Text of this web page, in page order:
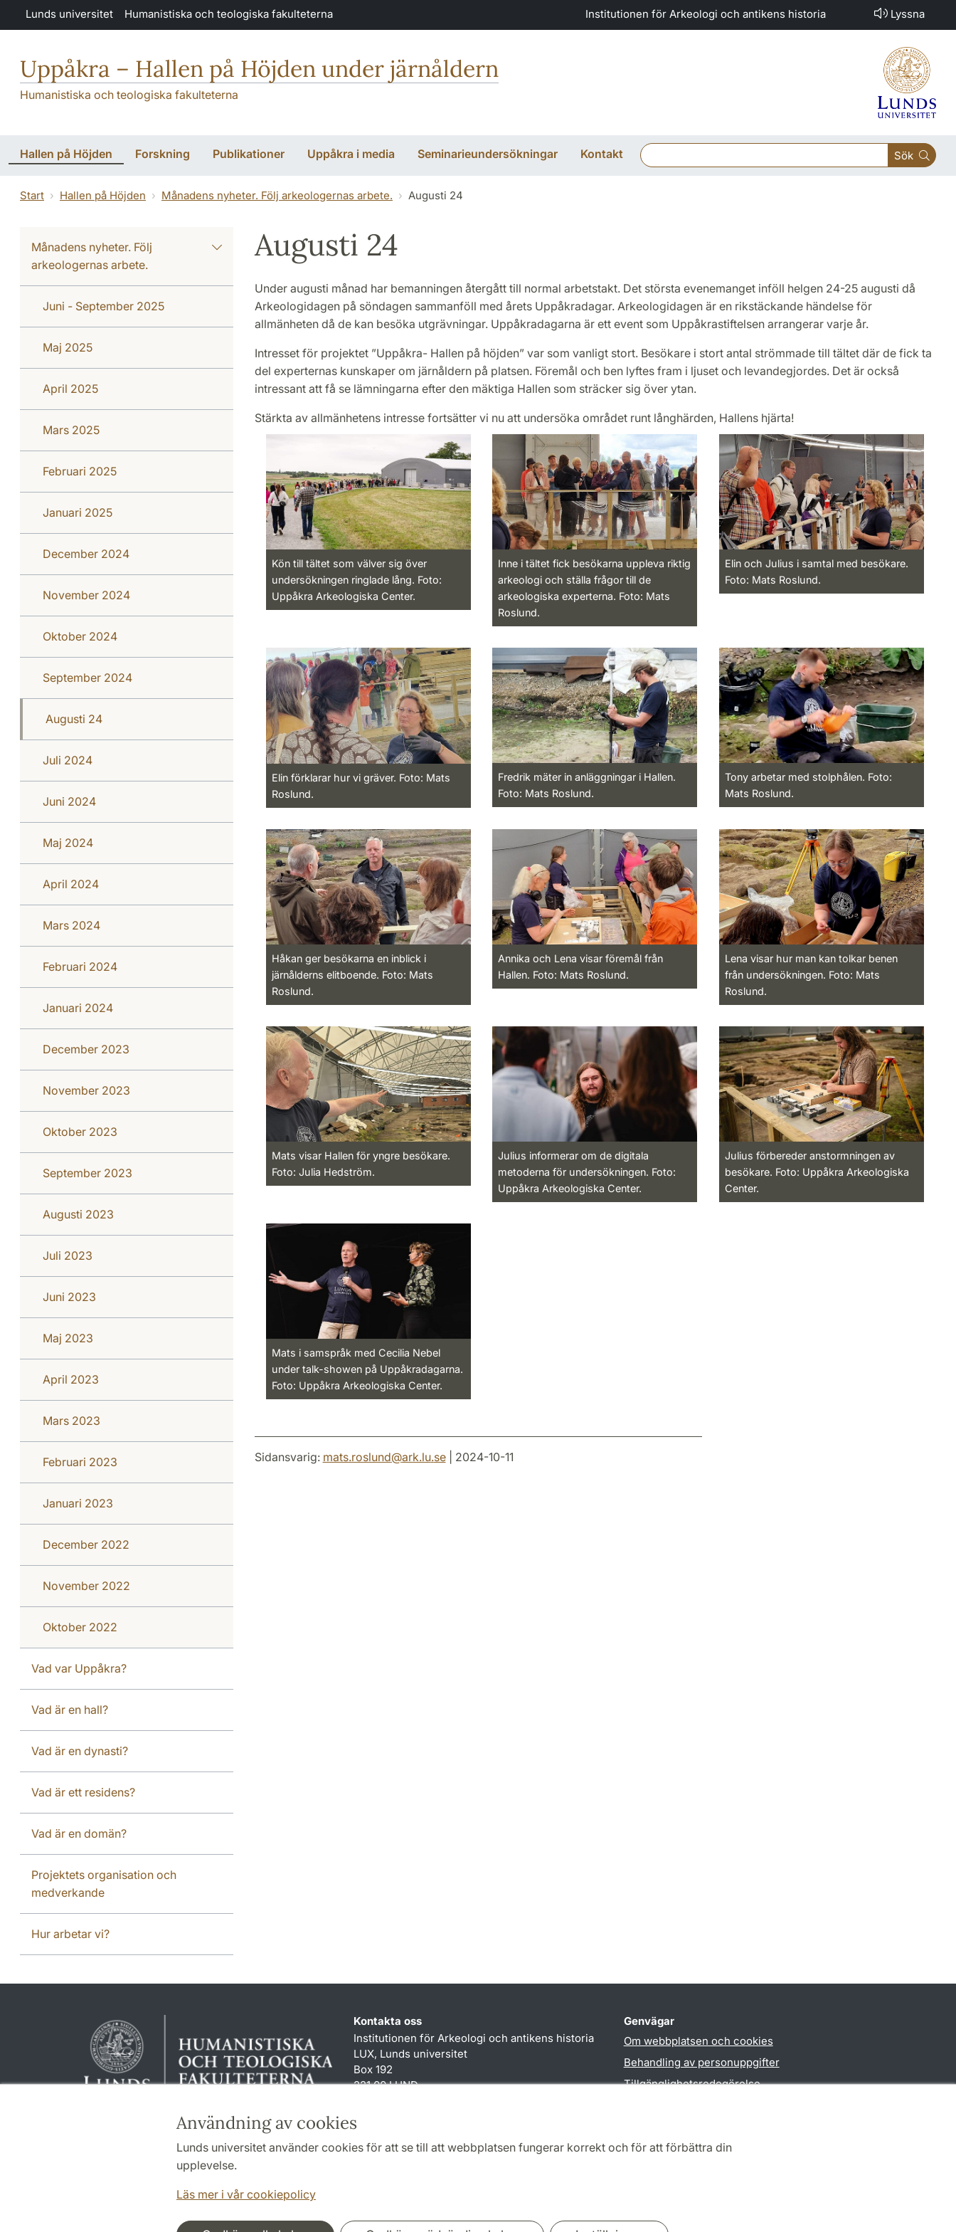
Hoppa till huvudinnehåll
Användning av cookies
Lunds universitet använder cookies för att se till att webbplatsen fungerar korrekt och för att förbättra din
upplevelse.
Läs mer i vår cookiepolicy
Lunds universitet Humanistiska och teologiska fakulteterna Institutionen för Arkeologi och antikens historia Lyssna
Uppåkra – Hallen på Höjden under järnåldern
Humanistiska och teologiska fakulteterna
Hallen på Höjden Forskning Publikationer Uppåkra i media Seminarieundersökningar Kontakt Sök
Start Hallen på Höjden Månadens nyheter. Följ arkeologernas arbete. Augusti 24
Månadens nyheter. Följ
arkeologernas arbete.
Juni - September 2025
Maj 2025
April 2025
Mars 2025
Februari 2025
Januari 2025
December 2024
November 2024
Oktober 2024
September 2024
Augusti 24
Juli 2024
Juni 2024
Maj 2024
April 2024
Mars 2024
Februari 2024
Januari 2024
December 2023
November 2023
Oktober 2023
September 2023
Augusti 2023
Juli 2023
Juni 2023
Maj 2023
April 2023
Mars 2023
Februari 2023
Januari 2023
December 2022
November 2022
Oktober 2022
Vad var Uppåkra?
Vad är en hall?
Vad är en dynasti?
Vad är ett residens?
Vad är en domän?
Projektets organisation och
medverkande
Hur arbetar vi?
Augusti 24
Under augusti månad har bemanningen återgått till normal arbetstakt. Det största evenemanget inföll helgen 24-25 augusti då
Arkeologidagen på söndagen sammanföll med årets Uppåkradagar. Arkeologidagen är en rikstäckande händelse för
allmänheten då de kan besöka utgrävningar. Uppåkradagarna är ett event som Uppåkrastiftelsen arrangerar varje år.
Intresset för projektet ”Uppåkra- Hallen på höjden” var som vanligt stort. Besökare i stort antal strömmade till tältet där de fick ta
del experternas kunskaper om järnåldern på platsen. Föremål och ben lyftes fram i ljuset och levandegjordes. Det är också
intressant att få se lämningarna efter den mäktiga Hallen som sträcker sig över ytan.
Stärkta av allmänhetens intresse fortsätter vi nu att undersöka området runt långhärden, Hallens hjärta!
Kön till tältet som välver sig över
undersökningen ringlade lång. Foto:
Uppåkra Arkeologiska Center.
Inne i tältet fick besökarna uppleva riktig
arkeologi och ställa frågor till de
arkeologiska experterna. Foto: Mats
Roslund.
Elin och Julius i samtal med besökare.
Foto: Mats Roslund.
Elin förklarar hur vi gräver. Foto: Mats
Roslund.
Fredrik mäter in anläggningar i Hallen.
Foto: Mats Roslund.
Tony arbetar med stolphålen. Foto:
Mats Roslund.
Håkan ger besökarna en inblick i
järnålderns elitboende. Foto: Mats
Roslund.
Annika och Lena visar föremål från
Hallen. Foto: Mats Roslund.
Lena visar hur man kan tolkar benen
från undersökningen. Foto: Mats
Roslund.
Mats visar Hallen för yngre besökare.
Foto: Julia Hedström.
Julius informerar om de digitala
metoderna för undersökningen. Foto:
Uppåkra Arkeologiska Center.
Julius förbereder anstormningen av
besökare. Foto: Uppåkra Arkeologiska
Center.
Mats i samspråk med Cecilia Nebel
under talk-showen på Uppåkradagarna.
Foto: Uppåkra Arkeologiska Center.
Sidansvarig: mats.roslund@ark.lu.se| 2024-10-11
Kontakta oss
Institutionen för Arkeologi och antikens historia
LUX, Lunds universitet
Box 192
221 00 LUND
susanne.gustafsson
Genvägar
Om webbplatsen och cookies
Behandling av personuppgifter
Tillgänglighetsredogörelse